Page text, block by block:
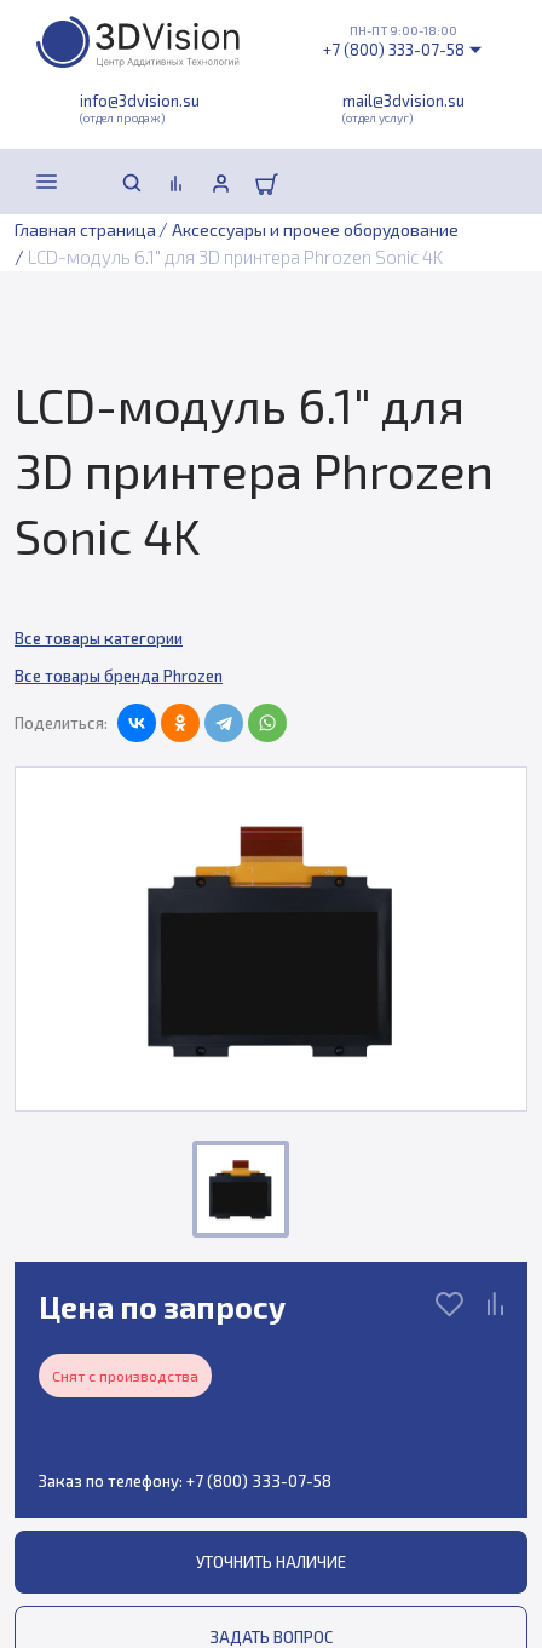
info@3dvision.su
(отдел продаж)
mail@3dvision.su
(отдел услуг)
ПН-ПТ 9:00-18:00
+7 (800) 333-07-58
Главная страница / Аксессуары и прочее оборудование
/ LCD-модуль 6.1" для 3D принтера Phrozen Sonic 4K
LCD-модуль 6.1" для
3D принтера Phrozen
Sonic 4K
Все товары категории
Все товары бренда Phrozen
Поделиться:
Цена по запросу
Снят с производства
Заказ по телефону: +7 (800) 333-07-58
УТОЧНИТЬ НАЛИЧИЕ
ЗАДАТЬ ВОПРОС